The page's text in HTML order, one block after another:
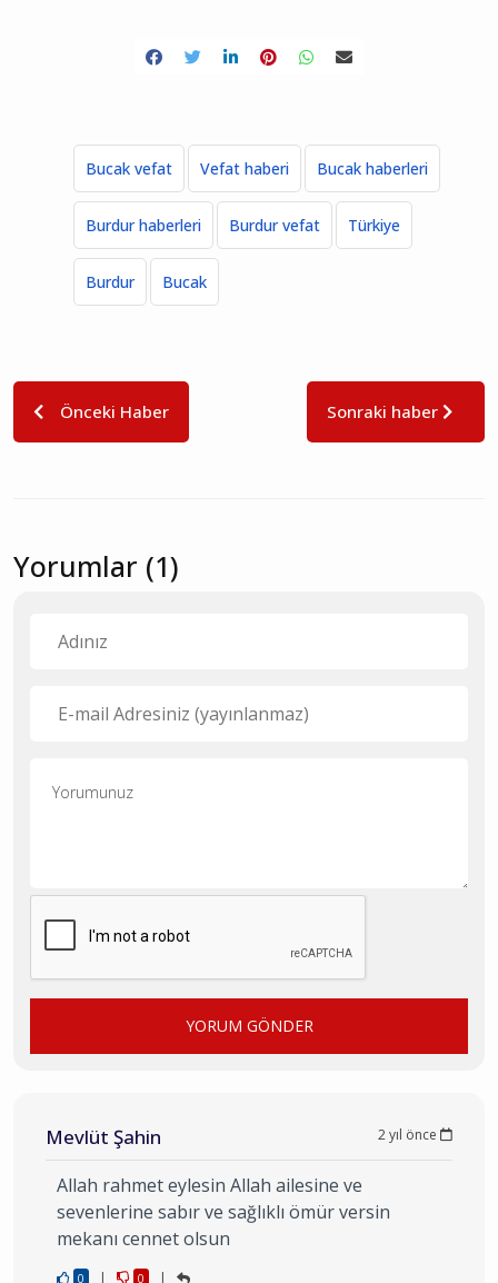
Bucak vefat Vefat haberi Bucak haberleri
Burdur haberleri Burdur vefat Türkiye
Burdur Bucak
Önceki Haber Sonraki haber
Yorumlar (1)
YORUM GÖNDER
Mevlüt Şahin 2 yıl önce
Allah rahmet eylesin Allah ailesine ve
sevenlerine sabır ve sağlıklı ömür versin
mekanı cennet olsun
0 | 0 |